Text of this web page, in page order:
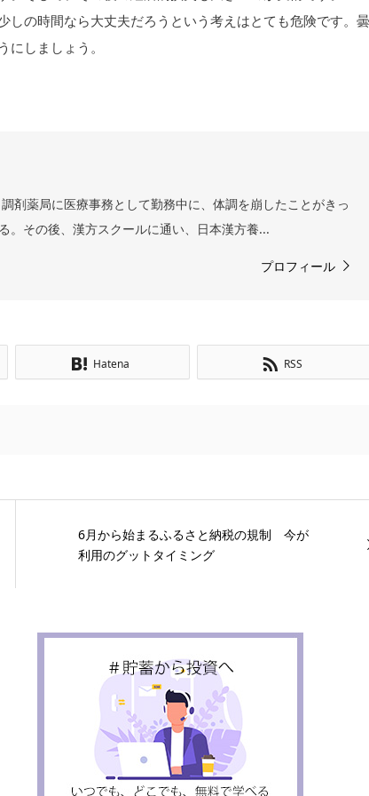
の時間なら大丈夫だろうという考えはとても危険です。曇
しましょう。
剤薬局に医療事務として勤務中に、体調を崩したことがきっ
。その後、漢方スクールに通い、日本漢方養...
プロフィール
Hatena RSS
6月から始まるふるさと納税の規制 今が
利用のグットタイミング